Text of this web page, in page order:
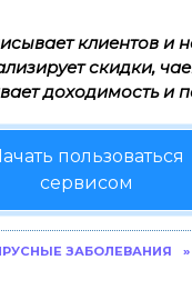
клиентов и
скидки,
доходимость и
пользоваться
сервисом
ЗАБОЛЕВАНИЯ »